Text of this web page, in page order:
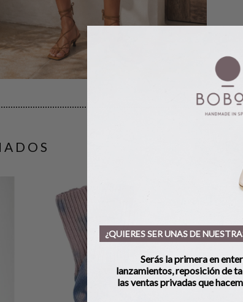
¿QUIERES SER UNAS DE
Serás la primera en
lanzamientos, reposición de
las ventas privadas que